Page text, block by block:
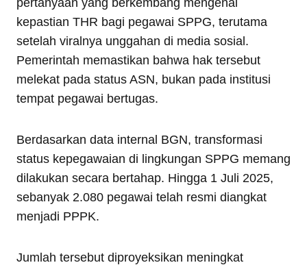
kepastian THR bagi pegawai SPPG, terutama
setelah viralnya unggahan di media sosial.
Pemerintah memastikan bahwa hak tersebut
melekat pada status ASN, bukan pada institusi
tempat pegawai bertugas.
Berdasarkan data internal BGN, transformasi
status kepegawaian di lingkungan SPPG memang
dilakukan secara bertahap. Hingga 1 Juli 2025,
sebanyak 2.080 pegawai telah resmi diangkat
menjadi PPPK.
Jumlah tersebut diproyeksikan meningkat